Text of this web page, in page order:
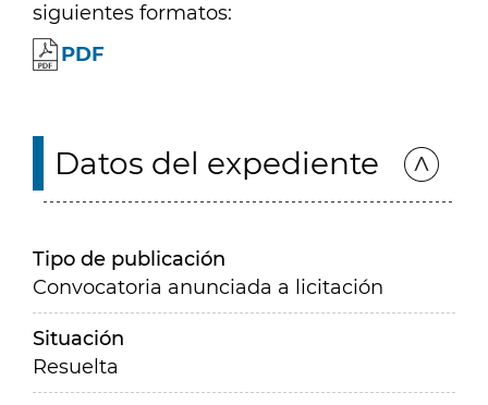
siguientes formatos:
PDF
Datos del expediente
Tipo de publicación
Convocatoria anunciada a licitación
Situación
Resuelta